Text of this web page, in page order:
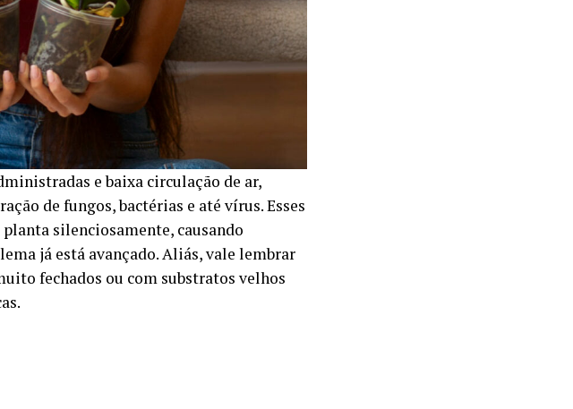
e baixa circulação de ar,
de fungos, bactérias e até vírus. Esses
silenciosamente, causando
já está avançado. Aliás, vale lembrar
fechados ou com substratos velhos